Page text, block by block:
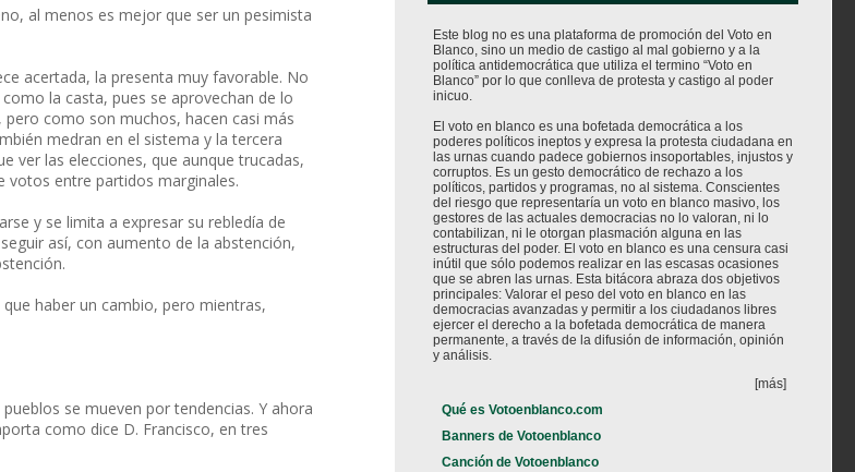
al menos es mejor que ser un pesimista
acertada, la presenta muy favorable. No
la casta, pues se aprovechan de lo
como son muchos, hacen casi más
medran en el sistema y la tercera
ver las elecciones, que aunque trucadas,
votos entre partidos marginales.
y se limita a expresar su rebledía de
así, con aumento de la abstención,
haber un cambio, pero mientras,
se mueven por tendencias. Y ahora
como dice D. Francisco, en tres
Este blog no es una plataforma de promoción del Voto en
Blanco, sino un medio de castigo al mal gobierno y a la
política antidemocrática que utiliza el termino “Voto en
Blanco” por lo que conlleva de protesta y castigo al poder
inicuo.
El voto en blanco es una bofetada democrática a los
poderes políticos ineptos y expresa la protesta ciudadana en
las urnas cuando padece gobiernos insoportables, injustos y
corruptos. Es un gesto democrático de rechazo a los
políticos, partidos y programas, no al sistema. Conscientes
del riesgo que representaría un voto en blanco masivo, los
gestores de las actuales democracias no lo valoran, ni lo
contabilizan, ni le otorgan plasmación alguna en las
estructuras del poder. El voto en blanco es una censura casi
inútil que sólo podemos realizar en las escasas ocasiones
que se abren las urnas. Esta bitácora abraza dos objetivos
principales: Valorar el peso del voto en blanco en las
democracias avanzadas y permitir a los ciudadanos libres
ejercer el derecho a la bofetada democrática de manera
permanente, a través de la difusión de información, opinión
y análisis.
[más]
Qué es Votoenblanco.com
Banners de Votoenblanco
Canción de Votoenblanco